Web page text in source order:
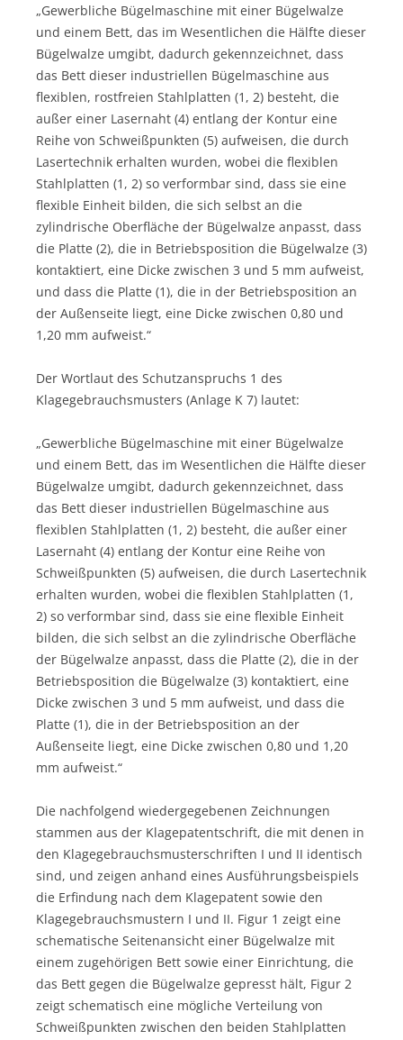
„Gewerbliche Bügelmaschine mit einer Bügelwalze
und einem Bett, das im Wesentlichen die Hälfte dieser
Bügelwalze umgibt, dadurch gekennzeichnet, dass
das Bett dieser industriellen Bügelmaschine aus
flexiblen, rostfreien Stahlplatten (1, 2) besteht, die
außer einer Lasernaht (4) entlang der Kontur eine
Reihe von Schweißpunkten (5) aufweisen, die durch
Lasertechnik erhalten wurden, wobei die flexiblen
Stahlplatten (1, 2) so verformbar sind, dass sie eine
flexible Einheit bilden, die sich selbst an die
zylindrische Oberfläche der Bügelwalze anpasst, dass
die Platte (2), die in Betriebsposition die Bügelwalze (3)
kontaktiert, eine Dicke zwischen 3 und 5 mm aufweist,
und dass die Platte (1), die in der Betriebsposition an
der Außenseite liegt, eine Dicke zwischen 0,80 und
1,20 mm aufweist.“
Der Wortlaut des Schutzanspruchs 1 des
Klagegebrauchsmusters (Anlage K 7) lautet:
„Gewerbliche Bügelmaschine mit einer Bügelwalze
und einem Bett, das im Wesentlichen die Hälfte dieser
Bügelwalze umgibt, dadurch gekennzeichnet, dass
das Bett dieser industriellen Bügelmaschine aus
flexiblen Stahlplatten (1, 2) besteht, die außer einer
Lasernaht (4) entlang der Kontur eine Reihe von
Schweißpunkten (5) aufweisen, die durch Lasertechnik
erhalten wurden, wobei die flexiblen Stahlplatten (1,
2) so verformbar sind, dass sie eine flexible Einheit
bilden, die sich selbst an die zylindrische Oberfläche
der Bügelwalze anpasst, dass die Platte (2), die in der
Betriebsposition die Bügelwalze (3) kontaktiert, eine
Dicke zwischen 3 und 5 mm aufweist, und dass die
Platte (1), die in der Betriebsposition an der
Außenseite liegt, eine Dicke zwischen 0,80 und 1,20
mm aufweist.“
Die nachfolgend wiedergegebenen Zeichnungen
stammen aus der Klagepatentschrift, die mit denen in
den Klagegebrauchsmusterschriften I und II identisch
sind, und zeigen anhand eines Ausführungsbeispiels
die Erfindung nach dem Klagepatent sowie den
Klagegebrauchsmustern I und II. Figur 1 zeigt eine
schematische Seitenansicht einer Bügelwalze mit
einem zugehörigen Bett sowie einer Einrichtung, die
das Bett gegen die Bügelwalze gepresst hält, Figur 2
zeigt schematisch eine mögliche Verteilung von
Schweißpunkten zwischen den beiden Stahlplatten